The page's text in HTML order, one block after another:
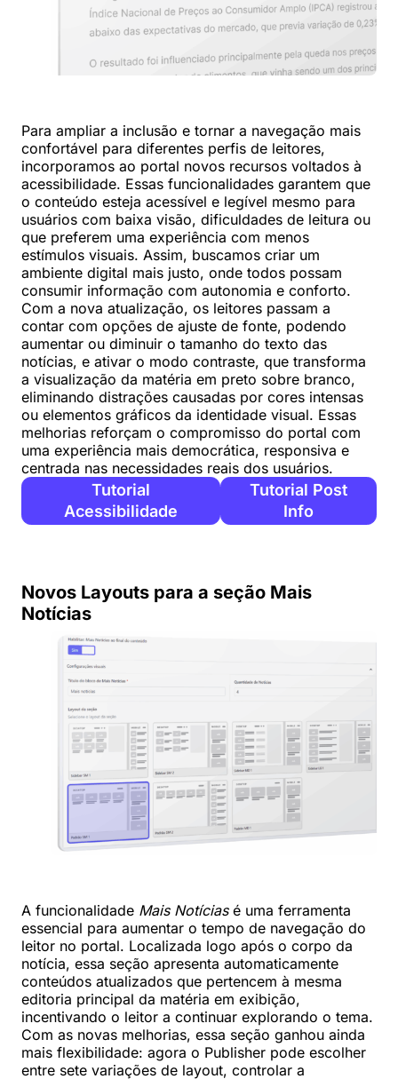
Para ampliar a inclusão e tornar a navegação mais
confortável para diferentes perfis de leitores,
incorporamos ao portal novos recursos voltados à
acessibilidade. Essas funcionalidades garantem que
o conteúdo esteja acessível e legível mesmo para
usuários com baixa visão, dificuldades de leitura ou
que preferem uma experiência com menos
estímulos visuais. Assim, buscamos criar um
ambiente digital mais justo, onde todos possam
consumir informação com autonomia e conforto.
Com a nova atualização, os leitores passam a
contar com opções de ajuste de fonte, podendo
aumentar ou diminuir o tamanho do texto das
notícias, e ativar o modo contraste, que transforma
a visualização da matéria em preto sobre branco,
eliminando distrações causadas por cores intensas
ou elementos gráficos da identidade visual. Essas
melhorias reforçam o compromisso do portal com
uma experiência mais democrática, responsiva e
centrada nas necessidades reais dos usuários.
Tutorial
Acessibilidade
Tutorial Post
Info
Novos Layouts para a seção Mais
Notícias
A funcionalidade Mais Notíciasé uma ferramenta
essencial para aumentar o tempo de navegação do
leitor no portal. Localizada logo após o corpo da
notícia, essa seção apresenta automaticamente
conteúdos atualizados que pertencem à mesma
editoria principal da matéria em exibição,
incentivando o leitor a continuar explorando o tema.
Com as novas melhorias, essa seção ganhou ainda
mais flexibilidade: agora o Publisher pode escolher
entre sete variações de layout, controlar a